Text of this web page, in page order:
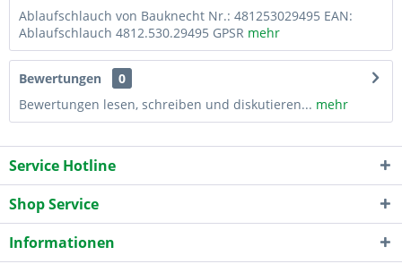
Ablaufschlauch von Bauknecht Nr.: 481253029495 EAN:
Ablaufschlauch 4812.530.29495 GPSR mehr
Bewertungen
0
Bewertungen lesen, schreiben und diskutieren... mehr
Service Hotline
Shop Service
Informationen